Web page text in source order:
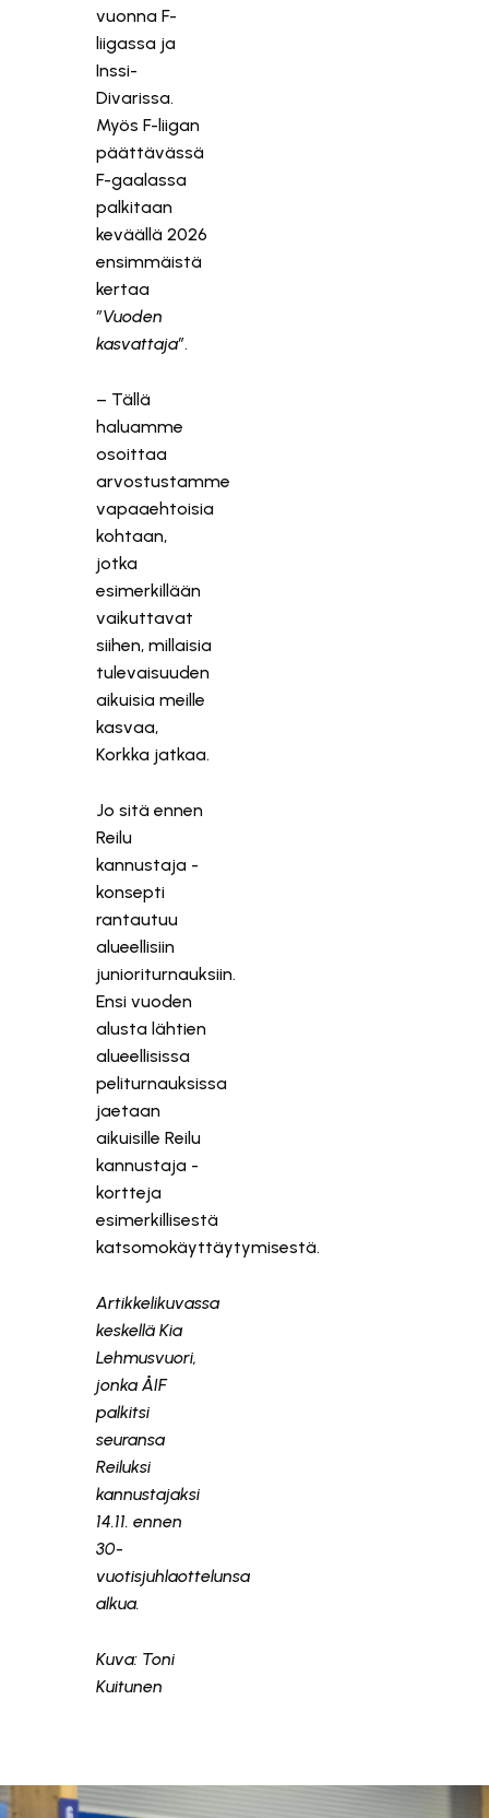
vuonna F-
liigassa ja
Inssi-
Divarissa.
Myös F-liigan
päättävässä
F-gaalassa
palkitaan
keväällä 2026
ensimmäistä
kertaa
”Vuoden
kasvattaja”.
– Tällä
haluamme
osoittaa
arvostustamme
vapaaehtoisia
kohtaan,
jotka
esimerkillään
vaikuttavat
siihen, millaisia
tulevaisuuden
aikuisia meille
kasvaa,
Korkka jatkaa.
Jo sitä ennen
Reilu
kannustaja -
konsepti
rantautuu
alueellisiin
junioriturnauksiin.
Ensi vuoden
alusta lähtien
alueellisissa
peliturnauksissa
jaetaan
aikuisille Reilu
kannustaja -
kortteja
esimerkillisestä
katsomokäyttäytymisestä.
Artikkelikuvassa
keskellä Kia
Lehmusvuori,
jonka ÅIF
palkitsi
seuransa
Reiluksi
kannustajaksi
14.11. ennen
30-
vuotisjuhlaottelunsa
alkua.
Kuva: Toni
Kuitunen